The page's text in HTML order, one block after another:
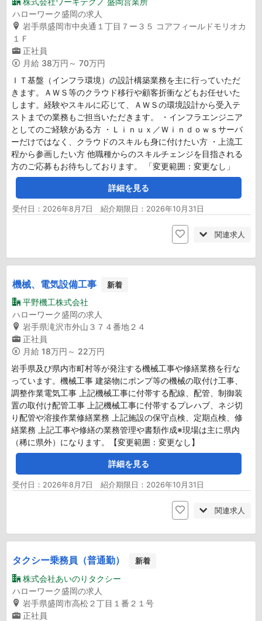
ハローワーク盛岡の求人
岩手県盛岡市中央通１丁目７ー３５ コアフィールドモリオカ
１Ｆ
正社員
月給 38万円～ 70万円
ＩＴ基盤（インフラ環境）の設計構築業務を主に行っていただ
きます。ＡＷＳ等のクラウド移行や顧客折衝などもお任せいた
します。経験やスキルに応じて、ＡＷＳの環境設計から受入テ
ストまでの業務もご担当いただきます。 ・インフラエンジニア
としてのご経験がある方 ・Ｌｉｎｕｘ／Ｗｉｎｄｏｗｓサーバ
ーだけではなく、クラウドのスキルも身に付けたい方 ・上流工
程から参画したい方 他職種からのスキルチェンジを目指される
方のご応募もお待ちしております。 「変更範囲：変更なし」
詳細を見る
受付日：2026年8月7日 紹介期限日：2026年10月31日
関連求人
機械、電気設備工事 新着
平野機工株式会社
ハローワーク盛岡の求人
岩手県滝沢市外山３７４番地２４
正社員
月給 18万円～ 22万円
岩手県及び県内市町村等が発注する機械工事や修繕業務を行な
っています。機械工事 建築物にポンプ等の機械の取付け工事、
調整作業電気工事 上記機械工事に付帯する配線、配管、制御装
置の取付け配管工事 上記機械工事に付帯するプレハブ、ネジ切
り配管や溶接作業修繕業務 上記施設の保守点検、定期点検、修
繕業務 上記工事や修繕の業務管理や書類作成※現場は主に県内
（稀に県外）になります。【変更範囲：変更なし】
詳細を見る
受付日：2026年8月7日 紹介期限日：2026年10月31日
関連求人
タクシー乗務員（普通勤） 新着
株式会社あいのりタクシー
ハローワーク盛岡の求人
岩手県盛岡市高松２丁目１番２１号
正社員